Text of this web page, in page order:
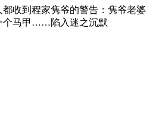
都收到程家隽爷的警告：隽爷
个马甲……陷入迷之沉默